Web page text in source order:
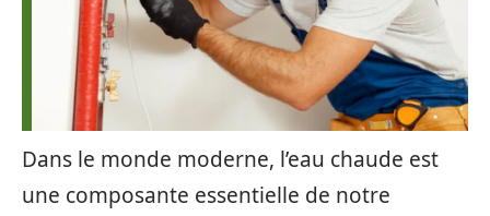
Dans le monde moderne, l’eau chaude est
une composante essentielle de notre